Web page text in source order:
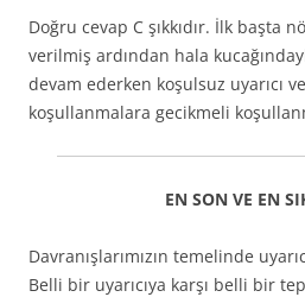
Doğru cevap C şıkkıdır. İlk başta
verilmiş ardından hala
devam ederken koşulsuz uyarıcı
koşullanmalara gecikmeli
EN SON VE EN
Davranışlarımızın temelinde
Belli bir uyarıcıya karşı belli bir